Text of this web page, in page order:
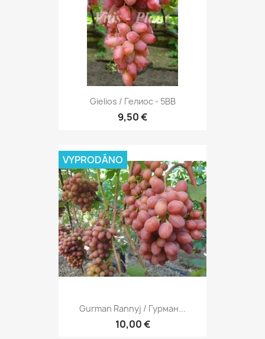
Gielios / Гелиос - 5BB
9,50 €
Gurman Rannyj / Гурман...
10,00 €
VYPRODÁNO